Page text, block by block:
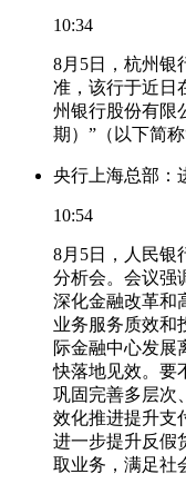
10:34
8月5日，杭州银
准，该行于近日
州银行股份有限
期）”（以下简称
央行上海总部：
10:54
8月5日，人民银
分析会。会议强
深化金融改革和
业务服务质效和
际金融中心发展
快落地见效。要
巩固完善多层次
效化推进提升支
进一步提升反假
取业务，满足社